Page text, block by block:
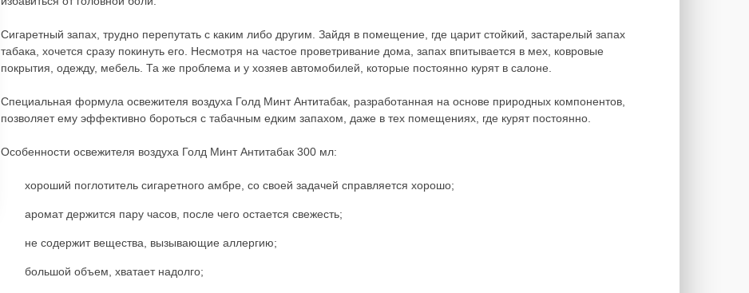
Сигаретный запах, трудно перепутать с каким либо другим. Зайдя в помещение, где царит стойкий, застарелый запах
табака, хочется сразу покинуть его. Несмотря на частое проветривание дома, запах впитывается в мех, ковровые
покрытия, одежду, мебель. Та же проблема и у хозяев автомобилей, которые постоянно курят в салоне.
Специальная формула освежителя воздуха Голд Минт Антитабак, разработанная на основе природных компонентов,
позволяет ему эффективно бороться с табачным едким запахом, даже в тех помещениях, где курят постоянно.
Особенности освежителя воздуха Голд Минт Антитабак 300 мл:
хороший поглотитель сигаретного амбре, со своей задачей справляется хорошо;
аромат держится пару часов, после чего остается свежесть;
не содержит вещества, вызывающие аллергию;
большой объем, хватает надолго;